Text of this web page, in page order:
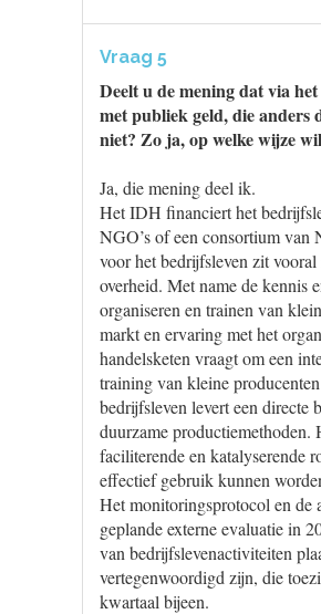
Vraag 5
Deelt u de mening dat via
met publiek geld, die anders
niet? Zo ja, op welke wijze
Ja, die mening deel ik.
Het IDH financiert het
NGO’s of een consortium van
voor het bedrijfsleven zit
overheid. Met name de kennis
organiseren en trainen van
markt en ervaring met het
handelsketen vraagt om een
training van kleine
bedrijfsleven levert een directe
duurzame productiemethoden.
faciliterende en katalyserende
effectief gebruik kunnen
Het monitoringsprotocol en de
geplande externe evaluatie in
van bedrijfslevenactiviteiten
vertegenwoordigd zijn, die
kwartaal bijeen.